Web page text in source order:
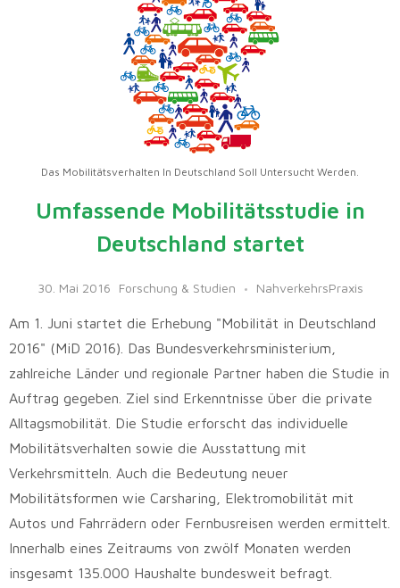
Das Mobilitätsverhalten In Deutschland Soll Untersucht Werden.
Umfassende Mobilitätsstudie in
Deutschland startet
30. Mai 2016 Forschung & Studien NahverkehrsPraxis
Am 1. Juni startet die Erhebung "Mobilität in Deutschland
2016" (MiD 2016). Das Bundesverkehrsministerium,
zahlreiche Länder und regionale Partner haben die Studie in
Auftrag gegeben. Ziel sind Erkenntnisse über die private
Alltagsmobilität. Die Studie erforscht das individuelle
Mobilitätsverhalten sowie die Ausstattung mit
Verkehrsmitteln. Auch die Bedeutung neuer
Mobilitätsformen wie Carsharing, Elektromobilität mit
Autos und Fahrrädern oder Fernbusreisen werden ermittelt.
Innerhalb eines Zeitraums von zwölf Monaten werden
insgesamt 135.000 Haushalte bundesweit befragt.